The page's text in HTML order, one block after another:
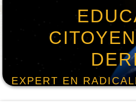
EXPERT EN